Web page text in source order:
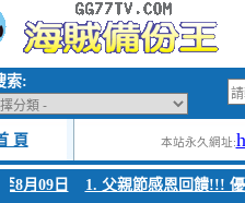
索:
頁 本站永久網址:
月09日 1. 父親節感恩回饋!!! 優
版藍光】[英] 太空超人